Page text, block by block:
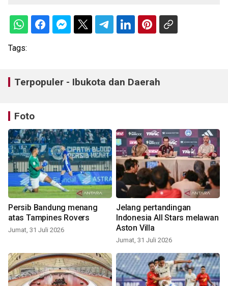
Tags:
Terpopuler - Ibukota dan Daerah
Foto
Persib Bandung menang
atas Tampines Rovers
Jumat, 31 Juli 2026
Jelang pertandingan
Indonesia All Stars melawan
Aston Villa
Jumat, 31 Juli 2026